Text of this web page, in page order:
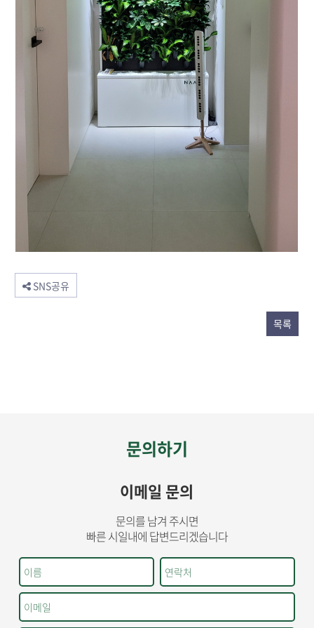
SNS공유
목록
문의하기
이메일 문의
문의를 남겨 주시면
빠른 시일내에 답변드리겠습니다